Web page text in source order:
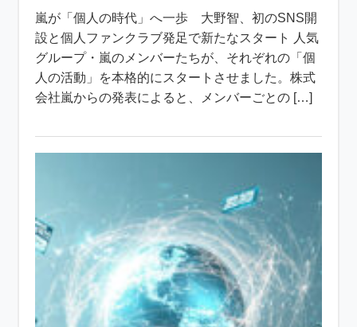
嵐が「個人の時代」へ一歩 大野智、初のSNS開
設と個人ファンクラブ発足で新たなスタート 人気
グループ・嵐のメンバーたちが、それぞれの「個
人の活動」を本格的にスタートさせました。株式
会社嵐からの発表によると、メンバーごとの […]